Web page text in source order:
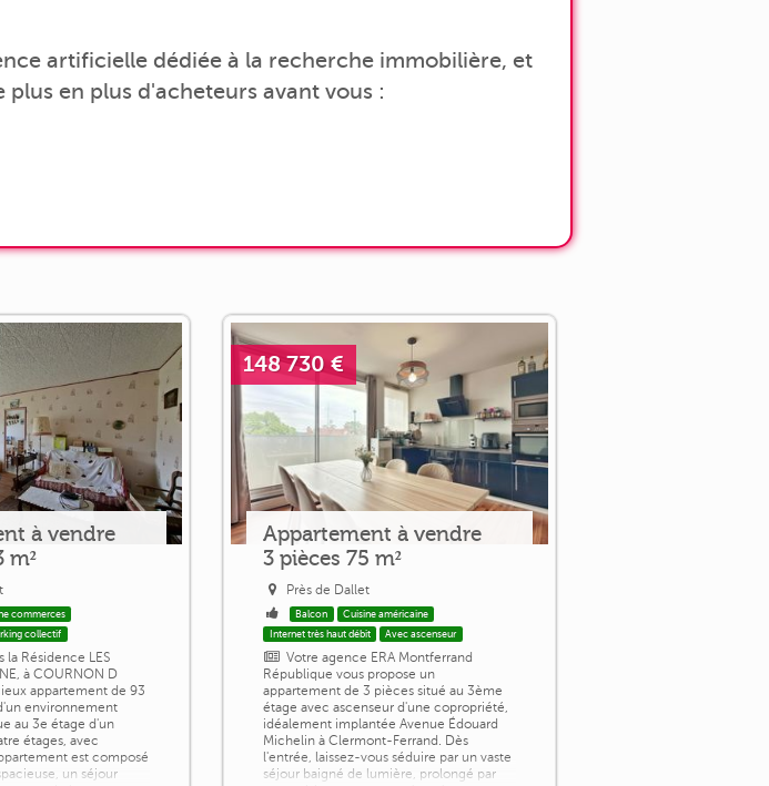
artificielle dédiée à la recherche immobilière, et
en plus d'acheteurs avant vous :
à vendre
m²
commerces
collectif
la Résidence LES
à COURNON D
appartement de 93
environnement
au 3e étage d'un
étages, avec
est composé
un séjour
148 730 €
Appartement à vendre
3 pièces 75 m²
Près de Dallet
Balcon
Cuisine américaine
Internet très haut débit
Avec ascenseur
Votre agence ERA Montferrand
République vous propose un
appartement de 3 pièces situé au 3ème
étage avec ascenseur d'une copropriété,
idéalement implantée Avenue Édouard
Michelin à Clermont-Ferrand. Dès
l'entrée, laissez-vous séduire par un vaste
séjour baigné de lumière, prolongé par